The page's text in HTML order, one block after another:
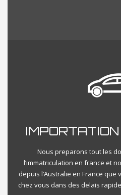
Nous preparons tout les
l’immatriculation en france et
depuis l’Australie en France
chez vous dans des delais